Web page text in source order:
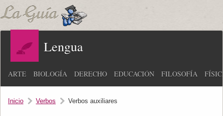
Lengua
ARTE BIOLOGÍA DERECHO EDUCACIÓN FILOSOFÍA
Inicio Verbos Verbos auxiliares